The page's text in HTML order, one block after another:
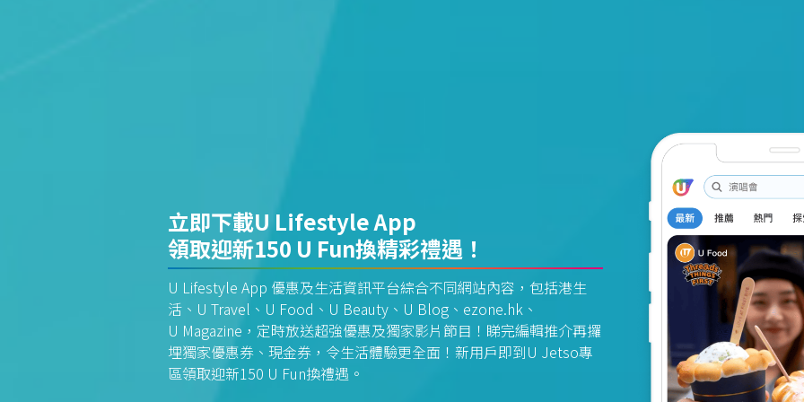
立即下載U Lifestyle App
領取迎新150 U Fun換精彩禮遇！
U Lifestyle App 優惠及生活資訊平台綜合不同網站內容，包括港生
活、U Travel、U Food、U Beauty、U Blog、ezone.hk、
U Magazine，定時放送超強優惠及獨家影片節目！睇完編輯推介再攞
埋獨家優惠券、現金券，令生活體驗更全面！新用戶即到U Jetso專
區領取迎新150 U Fun換禮遇。